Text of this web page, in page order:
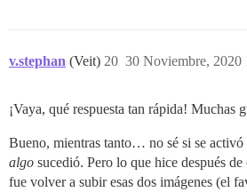
v.stephan (Veit) 30 Noviembre, 2020
20
¡Vaya, qué respuesta tan rápida! Muchas
Bueno, mientras tanto… no sé si se
algo sucedió. Pero lo que hice después
fue volver a subir esas dos imágenes (el